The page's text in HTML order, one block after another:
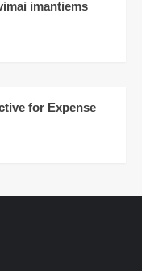
imantiems
for Expense